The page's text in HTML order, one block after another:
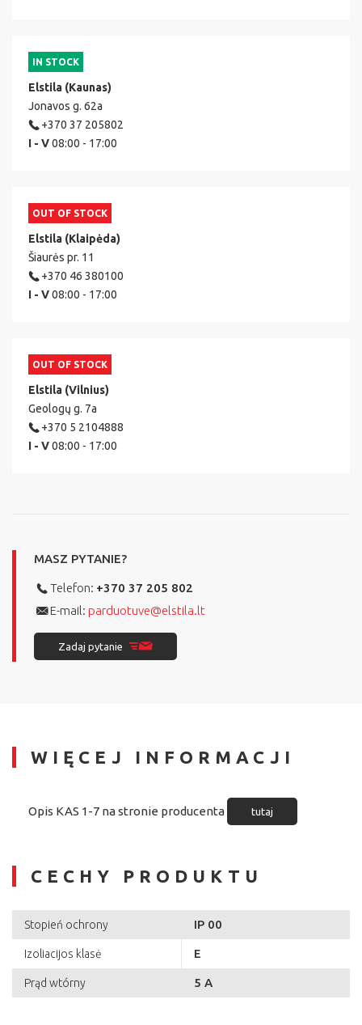
IN STOCK
Elstila (Kaunas)
Jonavos g. 62a
+370 37 205802
I - V08:00 - 17:00
OUT OF STOCK
Elstila (Klaipėda)
Šiaurės pr. 11
+370 46 380100
I - V08:00 - 17:00
OUT OF STOCK
Elstila (Vilnius)
Geologų g. 7a
+370 5 2104888
I - V08:00 - 17:00
MASZ PYTANIE?
Telefon: +370 37 205 802
E-mail: parduotuve@elstila.lt
Zadaj pytanie
WIĘCEJ INFORMACJI
Opis KAS 1-7 na stronie producenta tutaj
CECHY PRODUKTU
Stopień ochrony IP 00
Izoliacijos klasė E
Prąd wtórny 5 A